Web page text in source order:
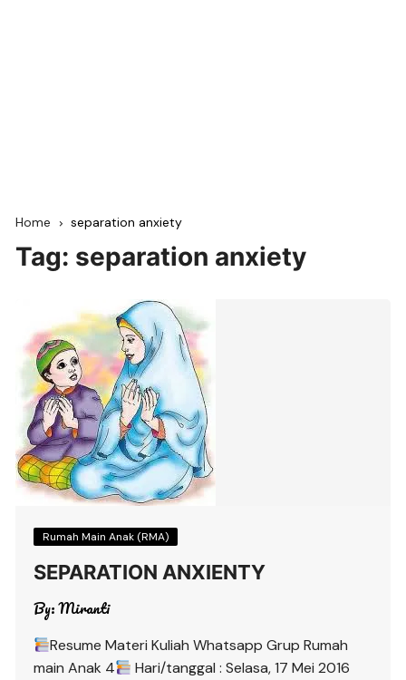
Home separation anxiety
Tag: separation anxiety
Rumah Main Anak (RMA)
SEPARATION ANXIENTY
By:Miranti
Resume Materi Kuliah Whatsapp Grup Rumah
main Anak 4
Hari/tanggal : Selasa, 17 Mei 2016